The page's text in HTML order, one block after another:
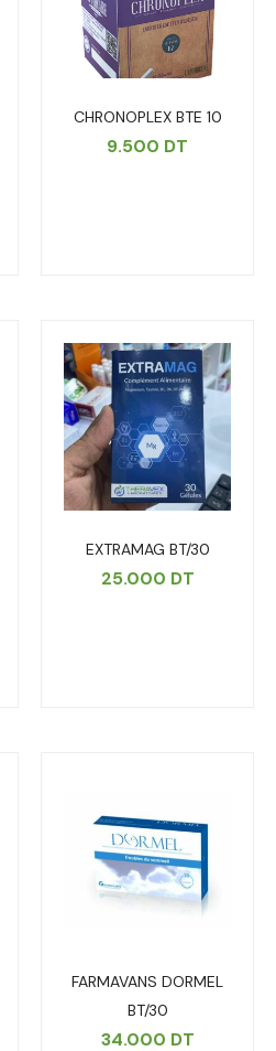
CHRONOPLEX BTE 10
9.500 DT
EXTRAMAG BT/30
25.000 DT
FARMAVANS DORMEL
BT/30
34.000 DT